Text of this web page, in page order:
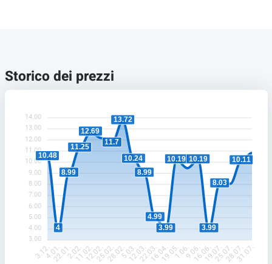
Storico dei prezzi
14.00
13.00
12.00
11.00
10.00
9.00
8.00
7.00
6.00
5.00
4.00
3.00
10.48
4
8.99
11.25
12.69
11.7
13.72
10.24
8.99
4.99
3.99
10.19 10.19
3.99
8.03
10.11
3.12.4.01.22.01.2.02.11.02.12.02.25.02.28.02.5.03.12.03.22.03.16.04.19.05.1.06.9.06.16.06.19.07.25.07.28.07.31.07.